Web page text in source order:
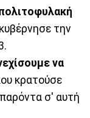
την
να
κρατούσε
σ' αυτή